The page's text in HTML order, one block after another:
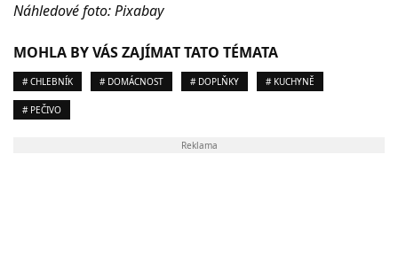
Náhledové foto: Pixabay
MOHLA BY VÁS ZAJÍMAT TATO TÉMATA
# CHLEBNÍK # DOMÁCNOST # DOPLŇKY # KUCHYNĚ
# PEČIVO
Reklama